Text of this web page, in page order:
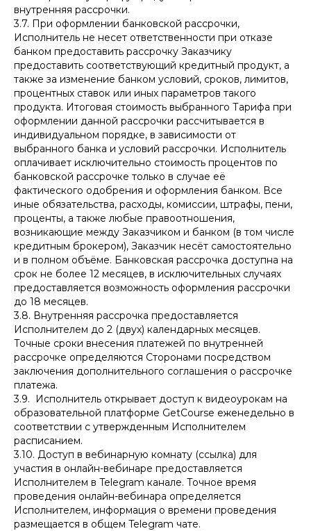
внутренняя рассрочки.
3.7. При оформлении банковской рассрочки,
Исполнитель не несет ответственности при отказе
банком предоставить рассрочку Заказчику
предоставить соответствующий кредитный продукт, а
также за изменение банком условий, сроков, лимитов,
процентных ставок или иных параметров такого
продукта. Итоговая стоимость выбранного Тарифа при
оформлении данной рассрочки рассчитывается в
индивидуальном порядке, в зависимости от
выбранного банка и условий рассрочки. Исполнитель
оплачивает исключительно стоимость процентов по
банковской рассрочке только в случае её
фактического одобрения и оформления банком. Все
иные обязательства, расходы, комиссии, штрафы, пени,
проценты, а также любые правоотношения,
возникающие между Заказчиком и банком (в том числе
кредитным брокером), Заказчик несёт самостоятельно
и в полном объёме. Банковская рассрочка доступна на
срок не более 12 месяцев, в исключительных случаях
предоставляется возможность оформления рассрочки
до 18 месяцев.
3.8. Внутренняя рассрочка предоставляется
Исполнителем до 2 (двух) календарных месяцев.
Точные сроки внесения платежей по внутренней
рассрочке определяются Сторонами посредством
заключения дополнительного соглашения о рассрочке
платежа.
3.9. Исполнитель открывает доступ к видеоурокам на
образовательной платформе GetCourse еженедельно в
соответствии с утвержденным Исполнителем
расписанием.
3.10. Доступ в вебинарную комнату (ссылка) для
участия в онлайн-вебинаре предоставляется
Исполнителем в Telegram канале. Точное время
проведения онлайн-вебинара определяется
Исполнителем, информация о времени проведения
размещается в общем Telegram чате.